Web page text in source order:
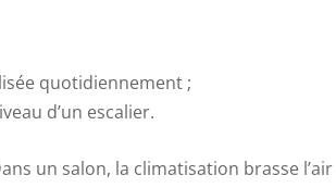
quotidiennement ;
d’un escalier.
un salon, la climatisation brasse l’air